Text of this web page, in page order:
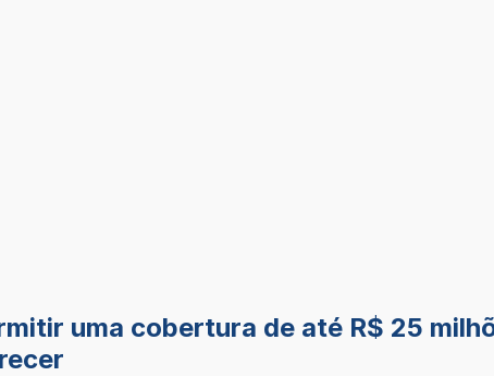
uma cobertura de até R$ 25